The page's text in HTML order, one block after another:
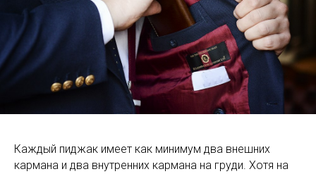
Каждый пиджак имеет как минимум два внешних
кармана и два внутренних кармана на груди. Хотя на